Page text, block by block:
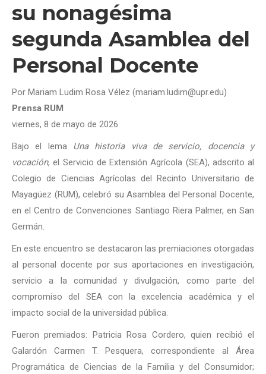
su nonagésima
segunda Asamblea del
Personal Docente
Por Mariam Ludim Rosa Vélez (mariam.ludim@upr.edu)
Prensa RUM
viernes, 8 de mayo de 2026
Bajo el lema Una historia viva de servicio, docencia y
vocación, el Servicio de Extensión Agrícola (SEA), adscrito al
Colegio de Ciencias Agrícolas del Recinto Universitario de
Mayagüez (RUM), celebró su Asamblea del Personal Docente,
en el Centro de Convenciones Santiago Riera Palmer, en San
Germán.
En este encuentro se destacaron las premiaciones otorgadas
al personal docente por sus aportaciones en investigación,
servicio a la comunidad y divulgación, como parte del
compromiso del SEA con la excelencia académica y el
impacto social de la universidad pública.
Fueron premiados: Patricia Rosa Cordero, quien recibió el
Galardón Carmen T. Pesquera, correspondiente al Área
Programática de Ciencias de la Familia y del Consumidor;